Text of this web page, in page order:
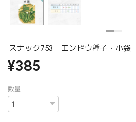
スナック753 エンドウ種子・小袋
¥385
数量